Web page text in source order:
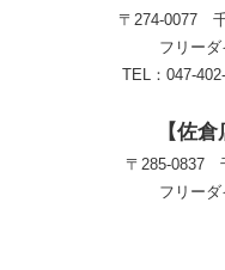
〒274-0077
フリー
TEL：047-
【佐
〒285-0837
フリー